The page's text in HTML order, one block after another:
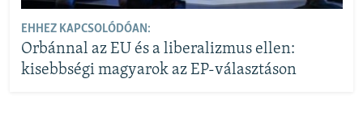
EHHEZ KAPCSOLÓDÓAN:
Orbánnal az EU és a liberalizmus ellen:
kisebbségi magyarok az EP-választáson